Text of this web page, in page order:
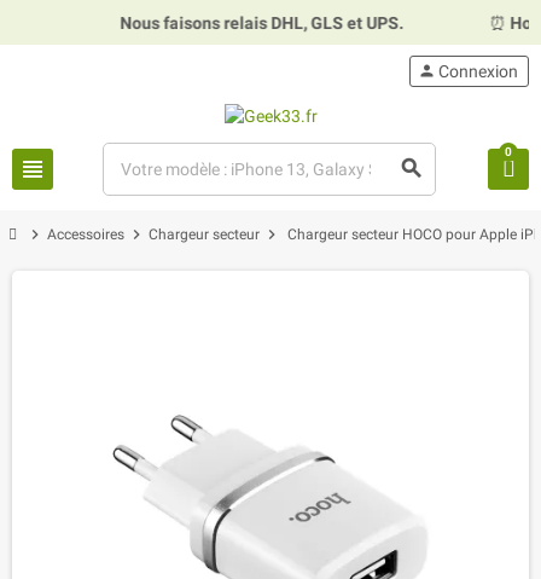
Nous faisons relais DHL, GLS et UPS. ⏰
view_headline search
person Connexion
0
chevron_right Accessoires chevron_right Chargeur secteur chevron_right Chargeur secteur HOCO pour Apple